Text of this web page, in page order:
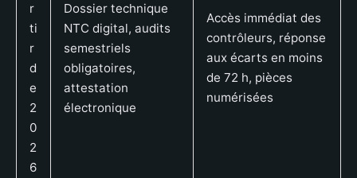
r
ti
r
d
e
2
0
2
6
Dossier technique
NTC digital, audits
semestriels
obligatoires,
attestation
électronique
Accès immédiat des
contrôleurs, réponse
aux écarts en moins
de 72 h, pièces
numérisées